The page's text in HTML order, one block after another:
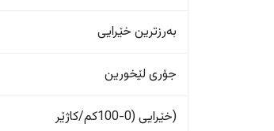
بەرزترین خێرایی
جۆری لێخورین
(خێرایی (0-100کم/کاژێر